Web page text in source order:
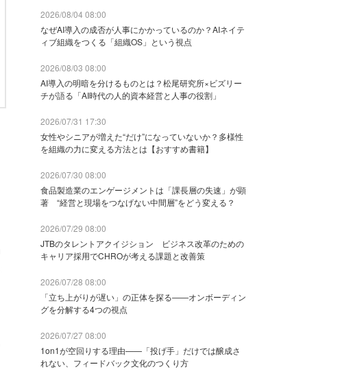
2026/08/04 08:00
なぜAI導入の成否が人事にかかっているのか？AIネイテ
ィブ組織をつくる「組織OS」という視点
2026/08/03 08:00
AI導入の明暗を分けるものとは？松尾研究所×ビズリー
チが語る「AI時代の人的資本経営と人事の役割」
2026/07/31 17:30
女性やシニアが増えた“だけ”になっていないか？多様性
を組織の力に変える方法とは【おすすめ書籍】
2026/07/30 08:00
食品製造業のエンゲージメントは「課長層の失速」が顕
著 “経営と現場をつなげない中間層”をどう変える？
2026/07/29 08:00
JTBのタレントアクイジション ビジネス改革のための
キャリア採用でCHROが考える課題と改善策
2026/07/28 08:00
「立ち上がりが遅い」の正体を探る——オンボーディン
グを分解する4つの視点
2026/07/27 08:00
1on1が空回りする理由——「投げ手」だけでは醸成さ
れない、フィードバック文化のつくり方